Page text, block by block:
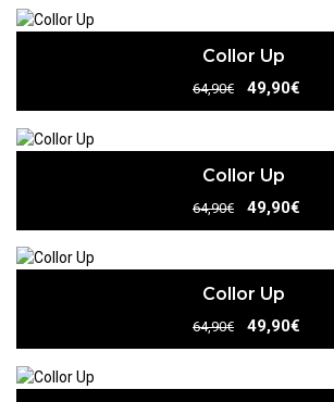
Collor Up
64,90€ 49,90€
Collor Up
64,90€ 49,90€
Collor Up
64,90€ 49,90€